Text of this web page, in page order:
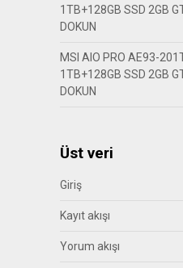
1TB+128GB SSD 2GB
DOKUN
MSI AIO PRO AE93-
1TB+128GB SSD 2GB
DOKUN
Üst veri
Giriş
Kayıt akışı
Yorum akışı